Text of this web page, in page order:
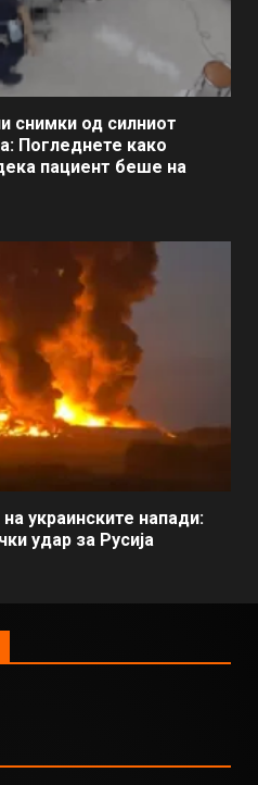
снимки од силниот
Погледнете како
пациент беше на
украинските напади:
удар за Русија